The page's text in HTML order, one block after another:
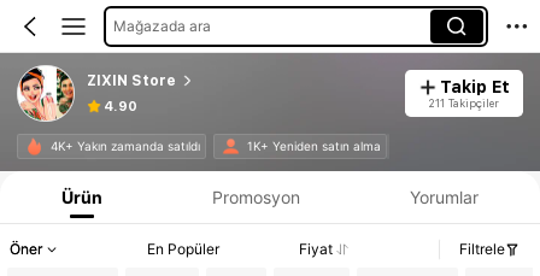
Mağazada ara
ZIXIN Store
4.90
Takip Et
211 Takipçiler
4K+ Yakın zamanda satıldı 1K+ Yeniden satın alma
Ürün Promosyon Yorumlar
Öner En Popüler Fiyat
Filtrele